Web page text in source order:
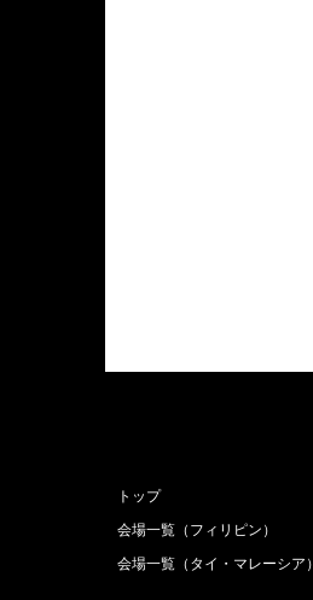
トップ
会場一覧（フィリピン）
会場一覧（タイ・マレーシア）